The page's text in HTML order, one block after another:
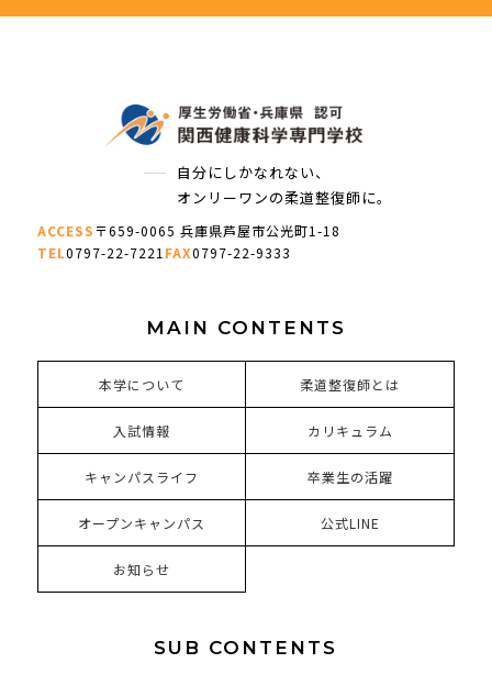
自分にしかなれない、
オンリーワンの柔道整復師に。
ACCESS 〒659-0065 兵庫県芦屋市公光町1-18
TEL0797-22-7221 FAX0797-22-9333
MAIN CONTENTS
本学について 柔道整復師とは
入試情報 カリキュラム
キャンパスライフ 卒業生の活躍
オープンキャンパス 公式LINE
お知らせ
SUB CONTENTS